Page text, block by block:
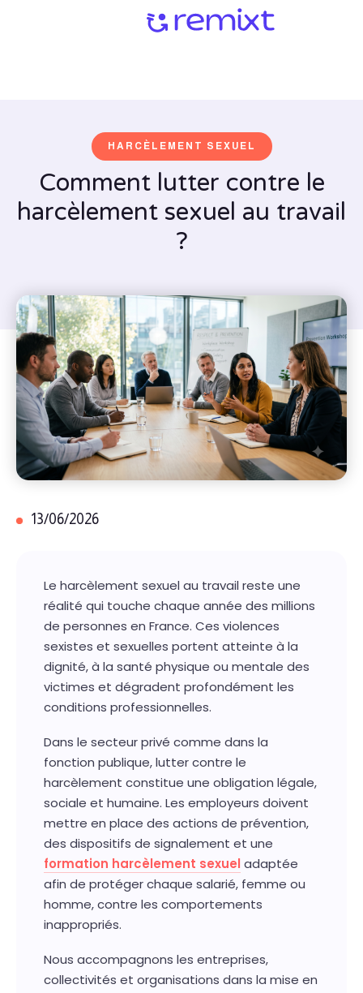
HARCÈLEMENT SEXUEL
Comment lutter contre le
harcèlement sexuel au travail
?
13/06/2026
Le harcèlement sexuel au travail reste une
réalité qui touche chaque année des millions
de personnes en France. Ces violences
sexistes et sexuelles portent atteinte à la
dignité, à la santé physique ou mentale des
victimes et dégradent profondément les
conditions professionnelles.
Dans le secteur privé comme dans la
fonction publique, lutter contre le
harcèlement constitue une obligation légale,
sociale et humaine. Les employeurs doivent
mettre en place des actions de prévention,
des dispositifs de signalement et une
formation harcèlement sexuel adaptée
afin de protéger chaque salarié, femme ou
homme, contre les comportements
inappropriés.
Nous accompagnons les entreprises,
collectivités et organisations dans la mise en